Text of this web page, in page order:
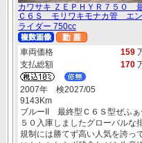
カワサキ ＺＥＰＨＹＲ７５０
Ｃ６Ｓ モリワキモナカ管 エ
ライダー 750cc
車両価格 159
支払総額
170
2007年 検2027/05
9143Km
ブルーII 最終型Ｃ６Ｓ型ぜふぁ
５０入庫しましたグローバルな
規制には勝てず高い人気を誇っ